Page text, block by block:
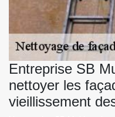
Entreprise SB
nettoyer les
vieillissement